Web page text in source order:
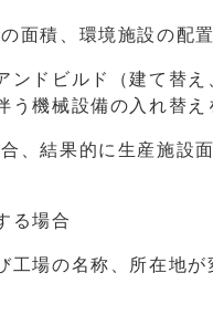
、環境施設の配置
ドビルド（建て替
う機械設備の入れ替え
果的に生産施設面
る場合
場の名称、所在地